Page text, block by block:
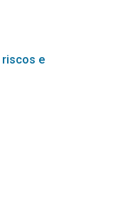
riscos e